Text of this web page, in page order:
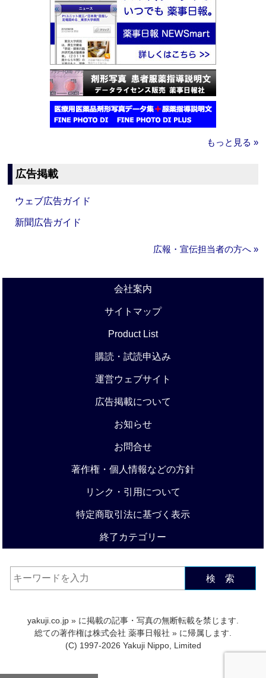
もっと見る »
広告掲載
ウェブ広告ガイド
新聞広告ガイド
広報・宣伝担当者の方へ »
会社案内
サイトマップ
Product List
購読・試読申込み
運営ウェブサイト
広告掲載について
お知らせ
お問合せ
著作権・個人情報などの方針
リンク・引用について
特定商取引法に基づく表示
終了カテゴリー
検 索
yakuji.co.jp » に掲載の記事・写真の無断転載を禁じます.
総ての著作権は株式会社 薬事日報社 » に帰属します.
(C) 1997-2026 Yakuji Nippo, Limited